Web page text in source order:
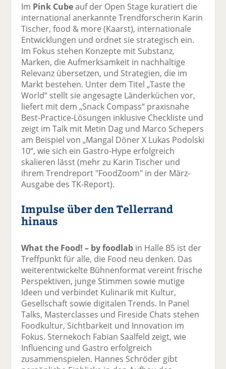
Im Pink Cubeauf der Open Stage kuratiert die
international anerkannte Trendforscherin Karin
Tischer, food & more (Kaarst), internationale
Entwicklungen und ordnet sie strategisch ein.
Im Fokus stehen Konzepte mit Substanz,
Marken, die Aufmerksamkeit in nachhaltige
Relevanz übersetzen, und Strategien, die im
Markt bestehen. Unter dem Titel „Taste the
World“ stellt sie angesagte Länderküchen vor,
liefert mit dem „Snack Compass“ praxisnahe
Best-Practice-Lösungen inklusive Checkliste und
zeigt im Talk mit Metin Dag und Marco Schepers
am Beispiel von „Mangal Döner X Lukas Podolski
10“, wie sich ein Gastro-Hype erfolgreich
skalieren lässt (mehr zu Karin Tischer und
ihrem Trendreport "FoodZoom" in der März-
Ausgabe des TK-Report).
Impulse über den Tellerrand
hinaus
What the Food! – by foodlab in Halle B5 ist der
Treffpunkt für alle, die Food neu denken. Das
weiterentwickelte Bühnenformat vereint frische
Perspektiven, junge Stimmen sowie mutige
Ideen und verbindet Kulinarik mit Kultur,
Gesellschaft sowie digitalen Trends. In Panel
Talks, Masterclasses und Fireside Chats stehen
Foodkultur, Sichtbarkeit und Innovation im
Fokus. Sternekoch Fabian Saalfeld zeigt, wie
Influencing und Gastro erfolgreich
zusammenspielen. Hannes Schröder gibt